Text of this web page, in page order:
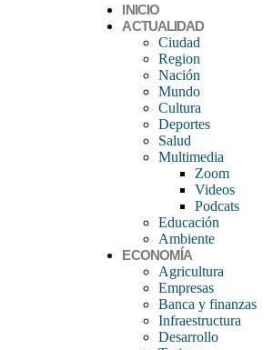
INICIO
ACTUALIDAD
Ciudad
Region
Nación
Mundo
Cultura
Deportes
Salud
Multimedia
Zoom
Videos
Podcats
Educación
Ambiente
ECONOMÍA
Agricultura
Empresas
Banca y finanzas
Infraestructura
Desarrollo